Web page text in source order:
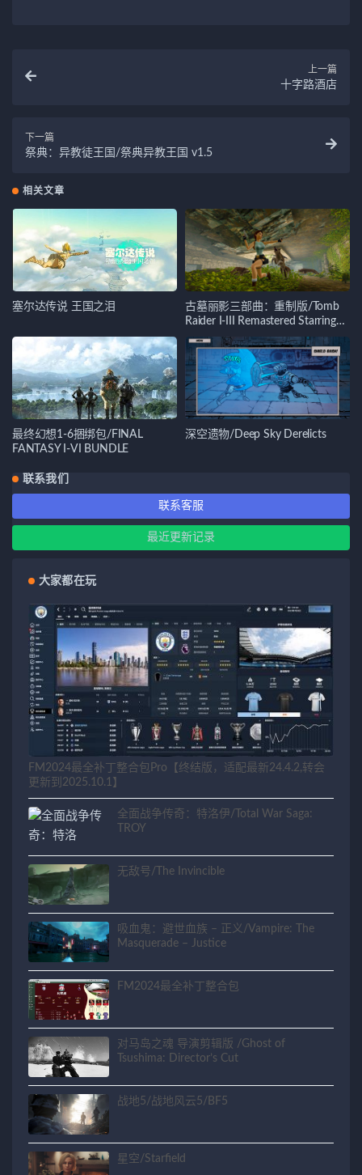
上一篇
十字路酒店
下一篇
祭典：异教徒王国/祭典异教王国 v1.5
相关文章
塞尔达传说 王国之泪
古墓丽影三部曲：重制版/Tomb
Raider I-III Remastered Starring
Lara Croft
最终幻想1-6捆绑包/FINAL
FANTASY I-VI BUNDLE
深空遗物/Deep Sky Derelicts
联系我们
联系客服
最近更新记录
大家都在玩
FM2024最全补丁整合包Pro【终结版，适配最新24.4.2,转会
更新到2025.10.1】
全面战争传奇：特洛伊/Total War Saga:
TROY
无敌号/The Invincible
吸血鬼：避世血族 – 正义/Vampire: The
Masquerade – Justice
FM2024最全补丁整合包
对马岛之魂 导演剪辑版 /Ghost of
Tsushima: Director’s Cut
战地5/战地风云5/BF5
星空/Starfield